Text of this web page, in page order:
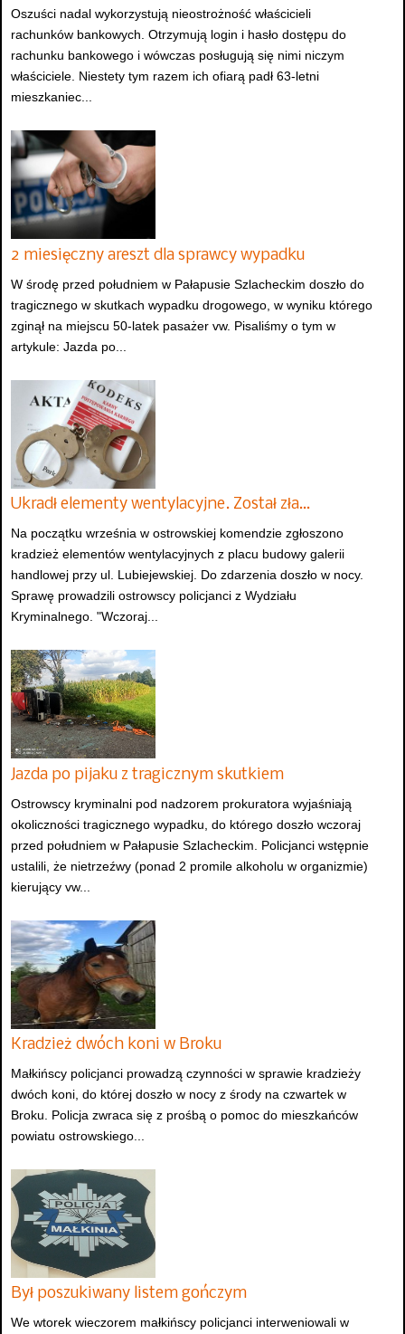
Oszuści nadal wykorzystują nieostrożność właścicieli
rachunków bankowych. Otrzymują login i hasło dostępu do
rachunku bankowego i wówczas posługują się nimi niczym
właściciele. Niestety tym razem ich ofiarą padł 63-letni
mieszkaniec...
2 miesięczny areszt dla sprawcy wypadku
W środę przed południem w Pałapusie Szlacheckim doszło do
tragicznego w skutkach wypadku drogowego, w wyniku którego
zginął na miejscu 50-latek pasażer vw. Pisaliśmy o tym w
artykule: Jazda po...
Ukradł elementy wentylacyjne. Został zła…
Na początku września w ostrowskiej komendzie zgłoszono
kradzież elementów wentylacyjnych z placu budowy galerii
handlowej przy ul. Lubiejewskiej. Do zdarzenia doszło w nocy.
Sprawę prowadzili ostrowscy policjanci z Wydziału
Kryminalnego. "Wczoraj...
Jazda po pijaku z tragicznym skutkiem
Ostrowscy kryminalni pod nadzorem prokuratora wyjaśniają
okoliczności tragicznego wypadku, do którego doszło wczoraj
przed południem w Pałapusie Szlacheckim. Policjanci wstępnie
ustalili, że nietrzeźwy (ponad 2 promile alkoholu w organizmie)
kierujący vw...
Kradzież dwóch koni w Broku
Małkińscy policjanci prowadzą czynności w sprawie kradzieży
dwóch koni, do której doszło w nocy z środy na czwartek w
Broku. Policja zwraca się z prośbą o pomoc do mieszkańców
powiatu ostrowskiego...
Był poszukiwany listem gończym
We wtorek wieczorem małkińscy policjanci interweniowali w